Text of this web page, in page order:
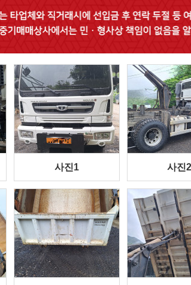
사진1 사진2